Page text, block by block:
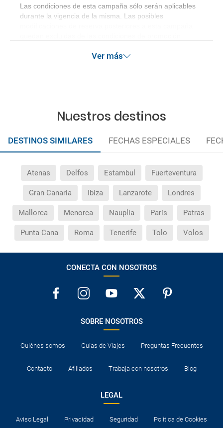
Las condiciones de esta campaña sólo serán aplicables
durante la vigencia de la misma. Las posibles
Ver más
Nuestros destinos
DESTINOS SIMILARES FECHAS ESPECIALES
Atenas Delfos Estambul Fuerteventura
Gran Canaria Ibiza Lanzarote Londres
Mallorca Menorca Nauplia París Patras
Punta Cana Roma Tenerife Tolo Volos
CONECTA CON NOSOTROS
SOBRE NOSOTROS
Quiénes somos Guías de Viajes Preguntas Frecuentes
Contacto Afiliados Trabaja con nosotros Blog
LEGAL
Aviso Legal Privacidad Seguridad Política de Cookies